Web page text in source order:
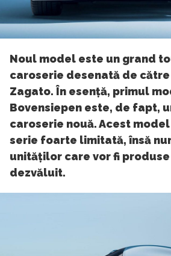
Noul model este un grand
caroserie desenată de
Zagato. În esență, primul
Bovensiepen este, de fapt,
caroserie nouă. Acest
serie foarte limitată, însă
unităților care vor fi
dezvăluit.